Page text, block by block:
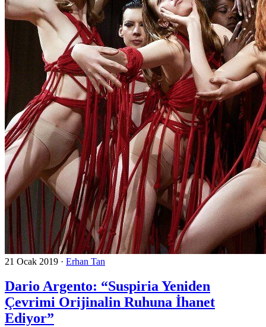
21 Ocak 2019 · Erhan Tan
Dario Argento: “Suspiria Yeniden
Çevrimi Orijinalin Ruhuna İhanet
Ediyor”